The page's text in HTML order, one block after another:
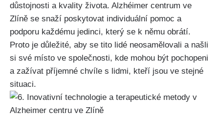
důstojnosti a kvality života. Alzhéimer centrum ve
Zlíně se snaží poskytovat individuální pomoc a
podporu každému jedinci, který se k němu obrátí.
Proto je důležité, aby se tito lidé neosamělovali a našli
si své místo ve společnosti, kde mohou být pochopeni
a zažívat příjemné chvíle s lidmi, kteří jsou ve stejné
situaci.